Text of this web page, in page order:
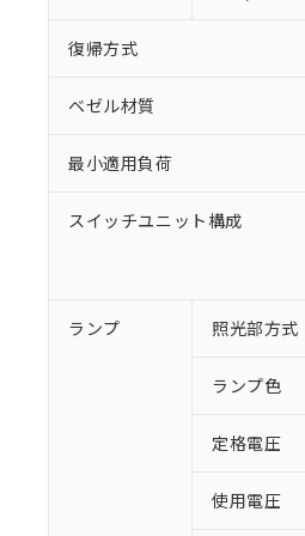
復帰方式
ベゼル材質
最小適用負荷
スイッチユニット構成
ランプ 照光部方式
ランプ色
定格電圧
使用電圧